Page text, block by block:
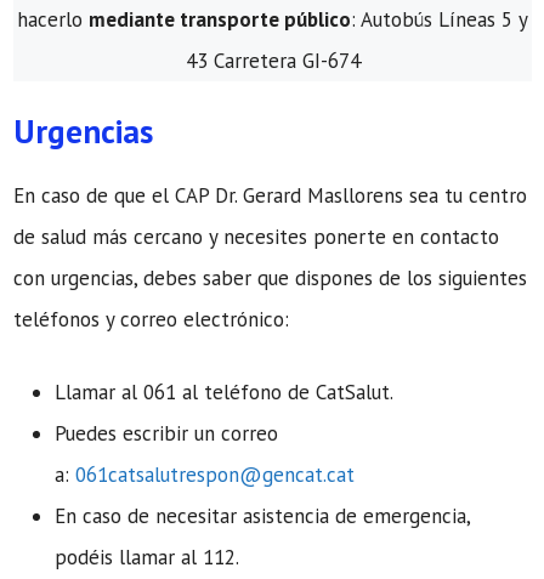
hacerlo mediante transporte público: Autobús Líneas 5 y
43 Carretera GI-674
Urgencias
En caso de que el CAP Dr. Gerard Masllorens sea tu centro
de salud más cercano y necesites ponerte en contacto
con urgencias, debes saber que dispones de los siguientes
teléfonos y correo electrónico:
Llamar al 061 al teléfono de CatSalut.
Puedes escribir un correo
a: 061catsalutrespon@gencat.cat
En caso de necesitar asistencia de emergencia,
podéis llamar al 112.